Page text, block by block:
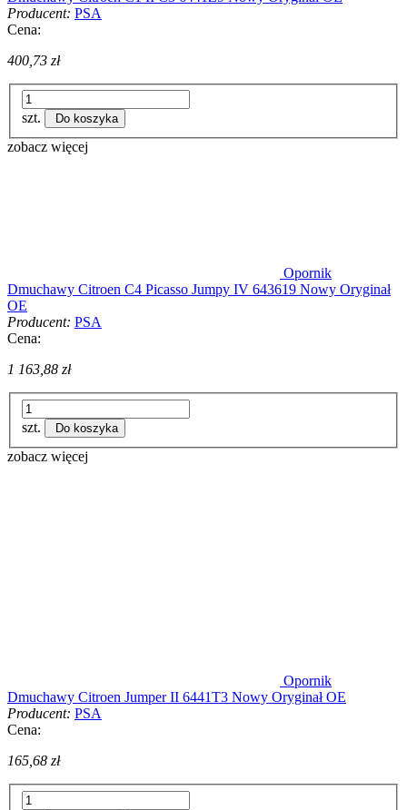
Producent: PSA
Cena:
400,73 zł
szt. Do koszyka
zobacz więcej
Opornik
Dmuchawy Citroen C4 Picasso Jumpy IV 643619 Nowy Oryginał
OE
Producent: PSA
Cena:
1 163,88 zł
szt. Do koszyka
zobacz więcej
Opornik
Dmuchawy Citroen Jumper II 6441T3 Nowy Oryginał OE
Producent: PSA
Cena:
165,68 zł